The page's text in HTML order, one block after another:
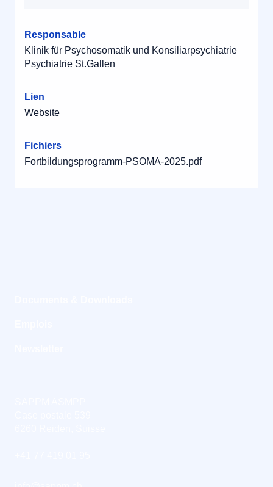
Responsable
Klinik für Psychosomatik und Konsiliarpsychiatrie
Psychiatrie St.Gallen
Lien
Website
Fichiers
Fortbildungsprogramm-PSOMA-2025.pdf